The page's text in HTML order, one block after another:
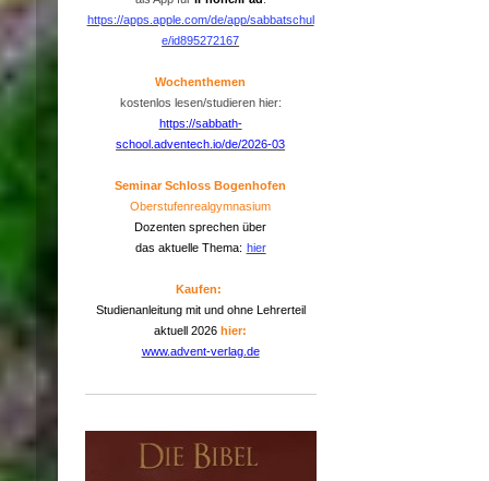
https://apps.apple.com/de/app/sabbatschul
e/id895272167
Wochenthemen
kostenlos lesen/studieren hier:
https://sabbath-
school.adventech.io/de/2026-03
Seminar Schloss Bogenhofen
Oberstufenrealgymnasium
Dozenten sprechen über
das aktuelle Thema: hier
Kaufen:
Studienanleitung mit und ohne Lehrerteil
aktuell 2026 hier:
www.advent-verlag.de